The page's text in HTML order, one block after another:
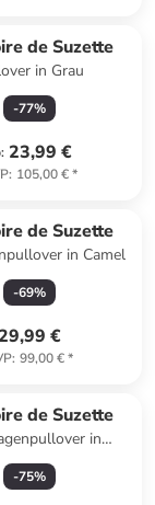
de Suzette
in Grau
-77%
: 23,99 €
: 105,00 €*
de Suzette
in Camel
-69%
29,99 €
: 99,00 €*
de Suzette
in
Hellbraun
-75%